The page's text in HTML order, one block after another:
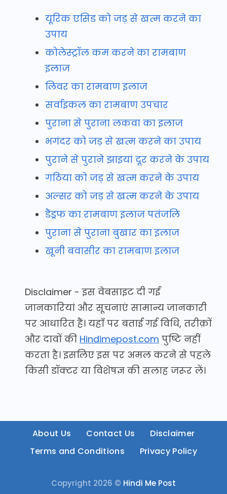
यूरिक एसिड को जड़ से खत्म करने का
उपाय
कोलेस्ट्रॉल कम करने का रामबाण
इलाज
लिवर का रामबाण इलाज
सर्वाइकल का रामबाण उपचार
पुराना से पुराना लकवा का इलाज
भगंदर को जड़ से खत्म करने का उपाय
पुराने से पुराने झाइयां दूर करने के उपाय
गठिया को जड़ से खत्म करने के उपाय
अल्सर को जड़ से खत्म करने के उपाय
डैंड्रफ का रामबाण इलाज पतंजलि
पुराना से पुराना बुखार का इलाज
खूनी बवासीर का रामबाण इलाज
Disclaimer - इस वेबसाइट दी गई
जानकारियां और सूचनाएं सामान्य जानकारी
पर आधारित हैं। यहाँ पर बताई गई विधि, तरीक़ों
और दावों की Hindimepost.com पुष्टि नहीं
करता है। इसलिए इस पर अमल करने से पहले
किसी डॉक्टर या विशेषज्ञ की सलाह जरूर लें।
About Us Contact Us
Disclaimer
Terms and Conditions
Privacy Policy
Copyright 2026 © Hindi Me Post